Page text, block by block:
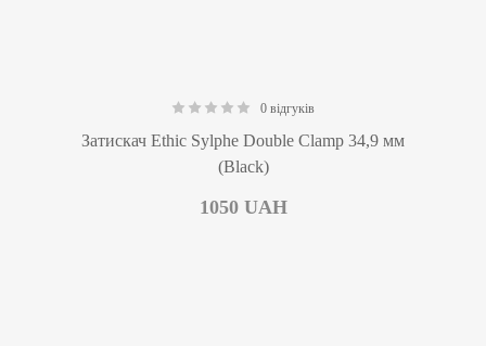
0 відгуків
Затискач Ethic Sylphe Double Clamp 34,9 мм
(Black)
1050 UAH